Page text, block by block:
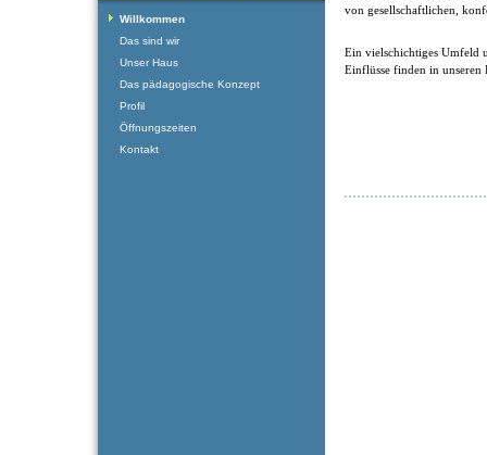
von gesellschaftlichen,
Ein vielschichtiges Umfeld
Einflüsse finden in unseren
Willkommen
Das sind wir
Unser Haus
Das pädagogische Konzept
Profil
Öffnungszeiten
Kontakt